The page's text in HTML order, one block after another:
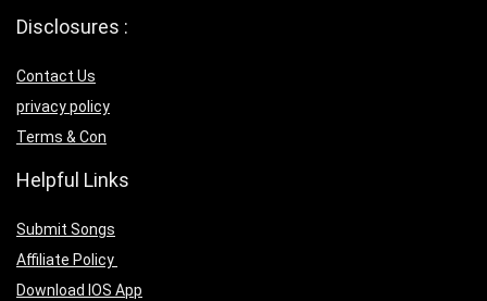
Disclosures :
Contact Us
privacy policy
Terms & Con
Helpful Links
Submit Songs
Affiliate Policy
Download IOS App